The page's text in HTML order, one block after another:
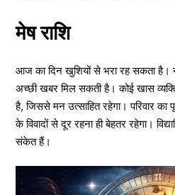
मेष राशि
आज का दिन खुशियों से भरा रह सकता है।
अच्छी खबर मिल सकती है। कोई खास
है, जिससे मन उत्साहित रहेगा। परिवार का
के विवादों से दूर रहना ही बेहतर रहेगा।
संकेत हैं।